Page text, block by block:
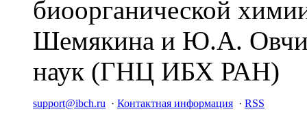
биоорганической
Шемякина и Ю.А.
наук (ГНЦ ИБХ РАН)
support@ibch.ru · Контактная информация · RSS